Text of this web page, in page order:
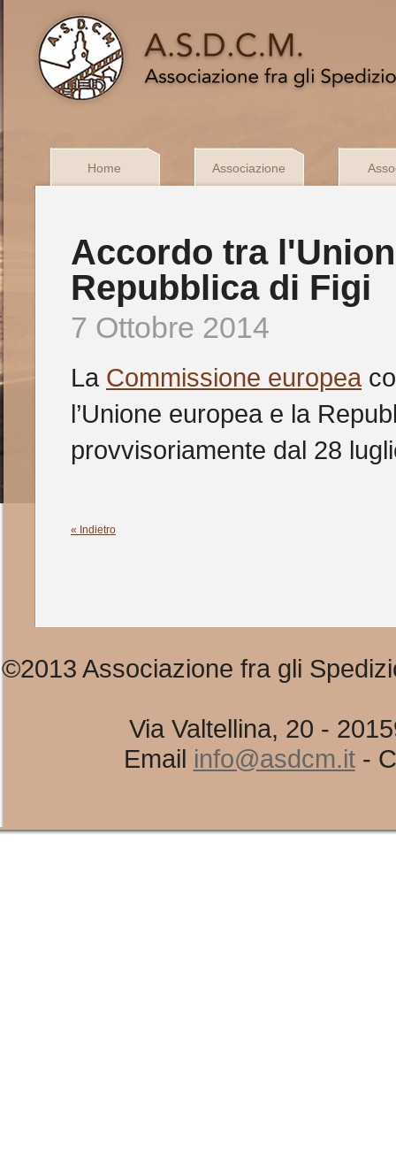
Home Associazione
Accordo tra
Repubblica di Figi
7 Ottobre 2014
La Commissione europea
l’Unione europea e la
provvisoriamente dal 28
« Indietro
©2013 Associazione fra gli
Via Valtellina, 20 -
Email info@asdcm.it-